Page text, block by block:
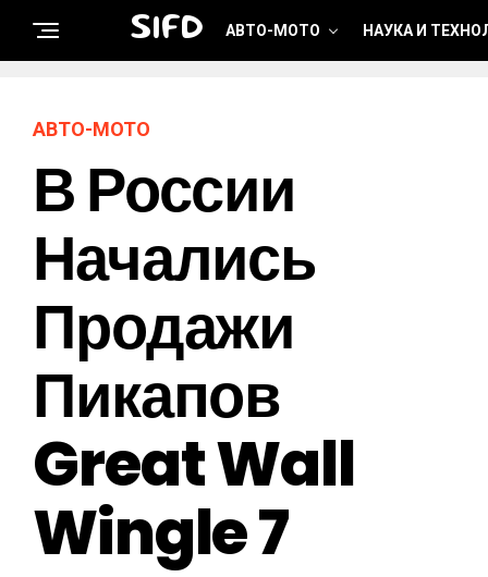
SIFD АВТО-МОТО НАУКА И
АВТО-МОТО
В России
Начались
Продажи
Пикапов
Great Wall
Wingle 7